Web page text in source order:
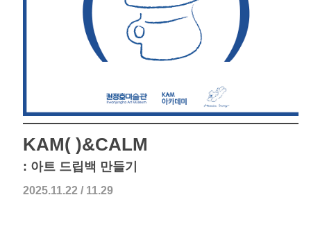
KAM( )&CALM
: 아트 드립백 만들기
2025.11.22 / 11.29